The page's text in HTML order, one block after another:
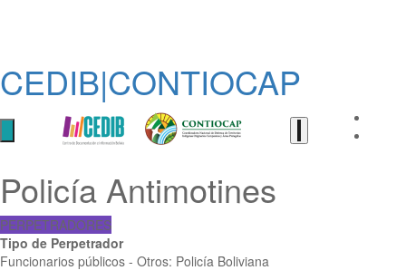
CEDIB|CONTIOCAP
Policía Antimotines
PERPETRADORES
Tipo de Perpetrador
Funcionarios públicos - Otros: Policía Boliviana